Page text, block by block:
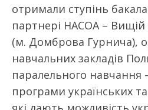
отримали ступінь
партнері НАСОА – Вищій
(м. Домброва Гурнича),
навчальних закладів
паралельного навчання
програми українських